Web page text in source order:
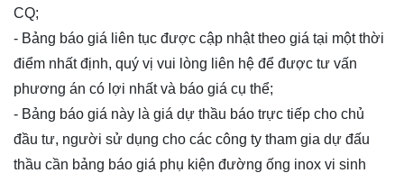
CQ;
- Bảng báo giá liên tục được cập nhật theo giá tại một thời
điểm nhất định, quý vị vui lòng liên hệ để được tư vấn
phương án có lợi nhất và báo giá cụ thể;
- Bảng báo giá này là giá dự thầu báo trực tiếp cho chủ
đầu tư, người sử dụng cho các công ty tham gia dự đấu
thầu cần bảng báo giá phụ kiện đường ống inox vi sinh